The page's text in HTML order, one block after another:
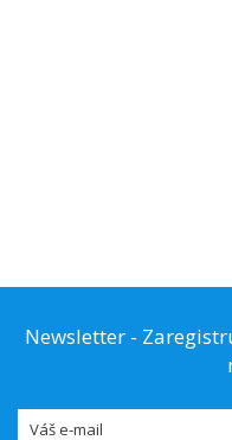
Newsletter -